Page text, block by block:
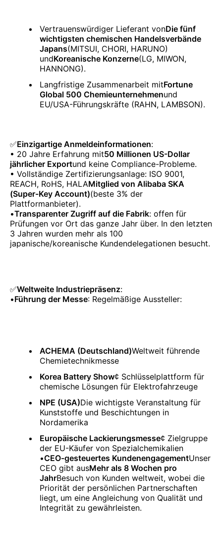
Vertrauenswürdiger Lieferant vonDie fünf
wichtigsten chemischen Handelsverbände
Japans(MITSUI, CHORI, HARUNO)
undKoreanische Konzerne(LG, MIWON,
HANNONG).
Langfristige Zusammenarbeit mitFortune
Global 500 Chemieunternehmenund
EU/USA-Führungskräfte (RAHN, LAMBSON).
✅Einzigartige Anmeldeinformationen:
• 20 Jahre Erfahrung mit50 Millionen US-Dollar
jährlicher Exportund keine Compliance-Probleme.
• Vollständige Zertifizierungsanlage: ISO 9001,
REACH, RoHS, HALAMitglied von Alibaba SKA
(Super-Key Account)(beste 3% der
Plattformanbieter).
•Transparenter Zugriff auf die Fabrik: offen für
Prüfungen vor Ort das ganze Jahr über. In den letzten
3 Jahren wurden mehr als 100
japanische/koreanische Kundendelegationen besucht.
✅Weltweite Industriepräsenz:
•Führung der Messe: Regelmäßige Aussteller:
ACHEMA (Deutschland)Weltweit führende
Chemietechnikmesse
Korea Battery Show¢ Schlüsselplattform für
chemische Lösungen für Elektrofahrzeuge
NPE (USA)Die wichtigste Veranstaltung für
Kunststoffe und Beschichtungen in
Nordamerika
Europäische Lackierungsmesse¢ Zielgruppe
der EU-Käufer von Spezialchemikalien
•CEO-gesteuertes KundenengagementUnser
CEO gibt ausMehr als 8 Wochen pro
JahrBesuch von Kunden weltweit, wobei die
Priorität der persönlichen Partnerschaften
liegt, um eine Angleichung von Qualität und
Integrität zu gewährleisten.